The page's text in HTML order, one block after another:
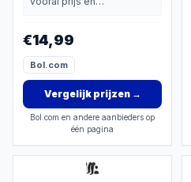
€14,99
Bol.com
Vergelijk prijzen→
Bol.com en andere aanbieders op
één pagina